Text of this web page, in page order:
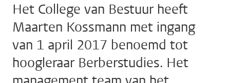
Het College van Bestuur heeft
Maarten Kossmann met ingang
van 1 april 2017 benoemd tot
hoogleraar Berberstudies. Het